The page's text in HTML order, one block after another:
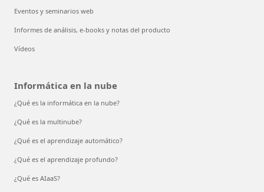
Eventos y seminarios web
Informes de análisis, e-books y notas del producto
Vídeos
Informática en la nube
¿Qué es la informática en la nube?
¿Qué es la multinube?
¿Qué es el aprendizaje automático?
¿Qué es el aprendizaje profundo?
¿Qué es AIaaS?